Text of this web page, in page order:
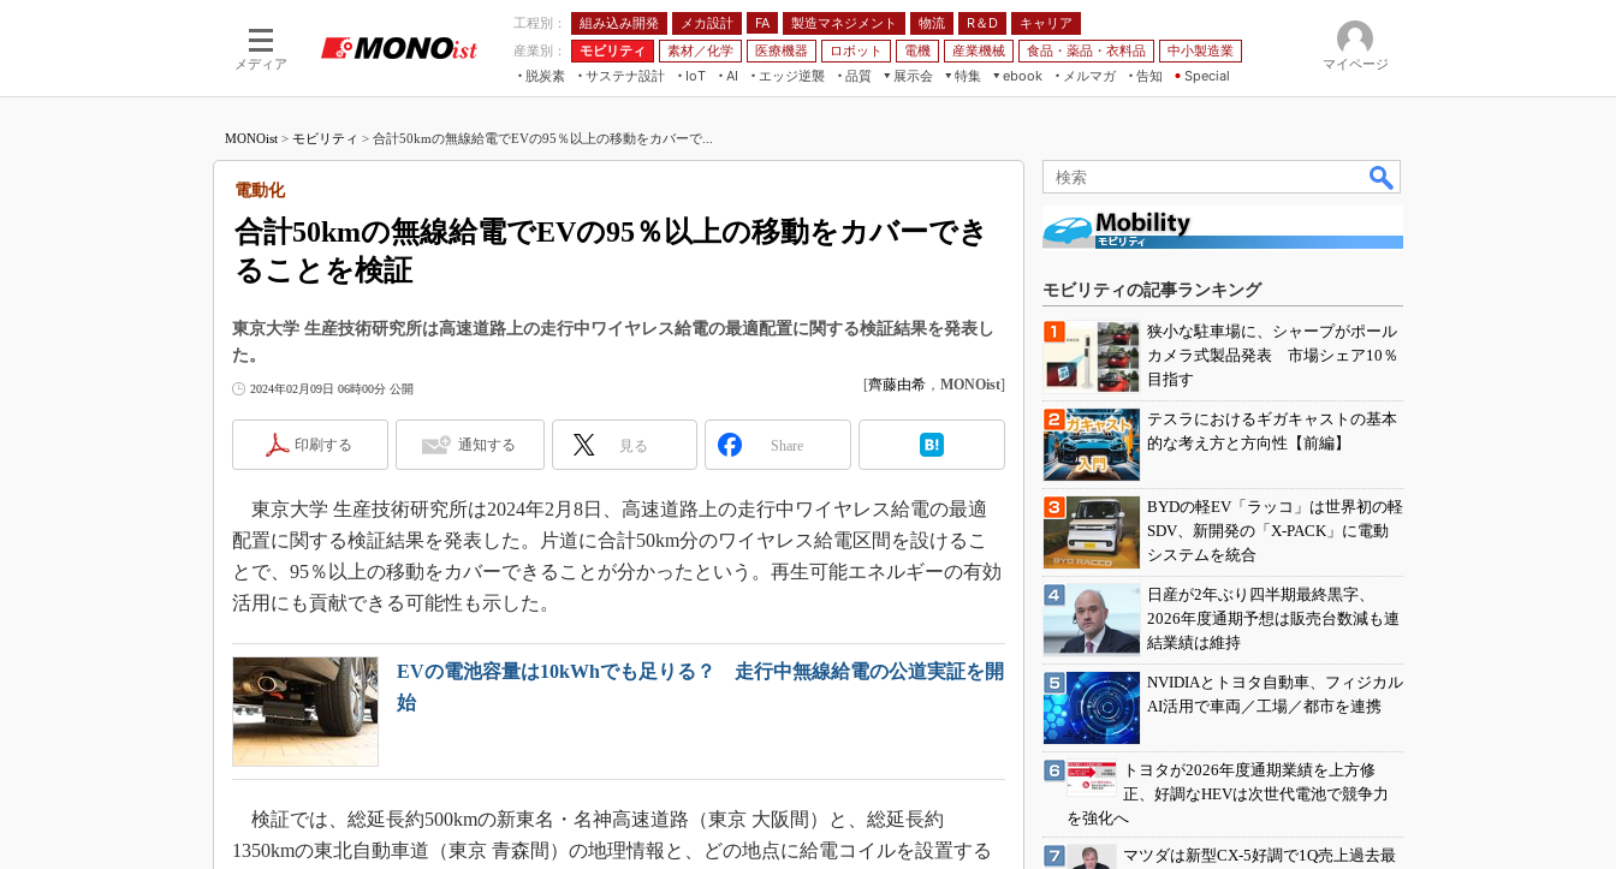
メディア
工程別： 組み込み開発 メカ設計 FA 製造マネジメント 物流 R＆D
キャリア
産業別：
モビリティ 素材／化学 医療機器 ロボット 電機 産業機械 食品・薬品・衣料品
中小製造業
脱炭素
サステナ設計
IoT
つながる工場
AI
AI×設備保全
エッジ逆襲 品質
展示会
JIMTOF
IIFES
TECHNO-FRONTIER
EdgeTech+
産業オープンネット展
特集
フィールドサービス
組み込み画像技術
車載ソフト開発
ISO26262
無償設計ツール
3Dプリンタ
デジタルツインとCAE
インダストリー4.0
植物工場
知財マネジメント
ebook
FA
モビリティ
メルマガ
告知 Special
マイページ
MONOist > モビリティ > 合計50kmの無線給電でEVの95％以上の移動をカバーで...
合計50kmの無線給電でEVの95％以上の移動をカバーでき
ることを検証
電動化
東京大学 生産技術研究所は高速道路上の走行中ワイヤレス給電の最適配置に関する検証結果を発表し
た。
2024年02月09日 06時00分 公開 [齊藤由希 ， MONOist]
印刷する 通知する 見る Share
東京大学 生産技術研究所は2024年2月8日、高速道路上の走行中ワイヤレス給電の最適
配置に関する検証結果を発表した。片道に合計50km分のワイヤレス給電区間を設けるこ
とで、95％以上の移動をカバーできることが分かったという。再生可能エネルギーの有効
活用にも貢献できる可能性も示した。
EVの電池容量は10kWhでも足りる？ 走行中無線給電の公道実証を開
始
検証では、総延長約500kmの新東名・名神高速道路（東京 大阪間）と、総延長約
1350kmの東北自動車道（東京 青森間）の地理情報と、どの地点に給電コイルを設置する
モビリティの記事ランキング
狭小な駐車場に、シャープがポール
カメラ式製品発表 市場シェア10％
目指す
テスラにおけるギガキャストの基本
的な考え方と方向性【前編】
BYDの軽EV「ラッコ」は世界初の軽
SDV、新開発の「X-PACK」に電動
システムを統合
日産が2年ぶり四半期最終黒字、
2026年度通期予想は販売台数減も連
結業績は維持
NVIDIAとトヨタ自動車、フィジカル
AI活用で車両／工場／都市を連携
トヨタが2026年度通期業績を上方修
正、好調なHEVは次世代電池で競争力
を強化へ
マツダは新型CX-5好調で1Q売上過去最